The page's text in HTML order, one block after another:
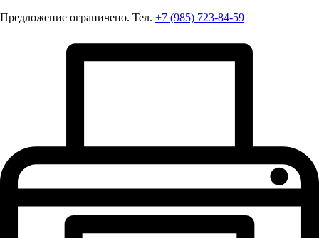
Предложение ограничено. Тел. +7 (985) 723-84-59